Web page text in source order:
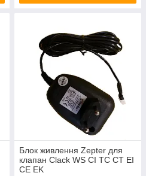
Блок живлення Zepter для
клапан Clack WS CI TC CT EI
CE EK